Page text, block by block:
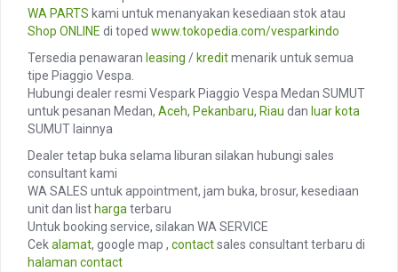
WA PARTS kami untuk menanyakan kesediaan stok atau
Shop ONLINE di toped www.tokopedia.com/vesparkindo
Tersedia penawaran leasing / kreditmenarik untuk semua
tipe Piaggio Vespa.
Hubungi dealer resmi Vespark Piaggio Vespa Medan SUMUT
untuk pesanan Medan, Aceh, Pekanbaru, Riau dan luar kota
SUMUT lainnya
Dealer tetap buka selama liburan silakan hubungi sales
consultant kami
WA SALES untuk appointment, jam buka, brosur, kesediaan
unit dan list hargaterbaru
Untuk booking service, silakan WA SERVICE
Cekalamat, google map , contactsales consultant terbaru di
halaman contact